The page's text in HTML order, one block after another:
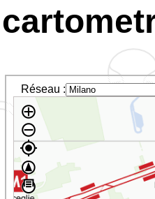
Réseau :